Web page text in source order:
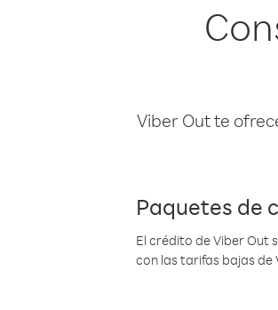
Viber Out te
Paquetes de
El crédito de Viber Out
con las tarifas bajas de